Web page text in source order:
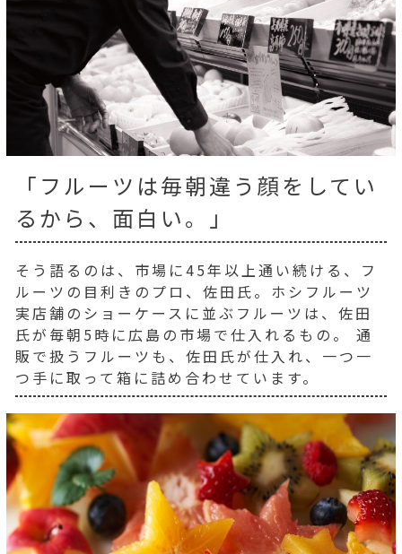
「フルーツは毎朝違う顔をしてい
るから、面白い。」
そう語るのは、市場に45年以上通い続ける、フ
ルーツの目利きのプロ、佐田氏。ホシフルーツ
実店舗のショーケースに並ぶフルーツは、佐田
氏が毎朝5時に広島の市場で仕入れるもの。 通
販で扱うフルーツも、佐田氏が仕入れ、一つ一
つ手に取って箱に詰め合わせています。